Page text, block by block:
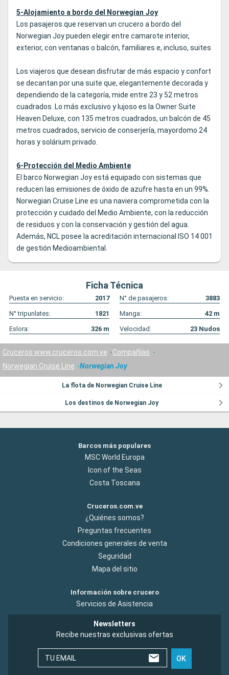
5-Alojamiento a bordo del Norwegian Joy
Los pasajeros que reservan un crucero a bordo del
Norwegian Joy pueden elegir entre camarote interior,
exterior, con ventanas o balcón, familiares e, incluso, suites
Los viajeros que desean disfrutar de más espacio y confort
se decantan por una suite que, elegantemente decorada y
dependiendo de la categoría, mide entre 23 y 52 metros
cuadrados. Lo más exclusivo y lujoso es la Owner Suite
Heaven Deluxe, con 135 metros cuadrados, un balcón de 45
metros cuadrados, servicio de conserjería, mayordomo 24
horas y solárium privado.
6-Protección del Medio Ambiente
El barco Norwegian Joy está equipado con sistemas que
reducen las emisiones de óxido de azufre hasta en un 99%.
Norwegian Cruise Line es una naviera comprometida con la
protección y cuidado del Medio Ambiente, con la reducción
de residuos y con la conservación y gestión del agua.
Además, NCL posee la acreditación internacional ISO 14 001
de gestión Medioambiental.
Ficha Técnica
Puesta en servicio: 2017 N° de pasajeros:
3883
N° tripunlates:
1821 Manga: 42 m
Eslora:
326 m Velocidad: 23 Nudos
Cruceros www.cruceros.com.ve
Compañías
Norwegian Cruise Line
Norwegian Joy
La flota de Norwegian Cruise Line
Los destinos de Norwegian Joy
Barcos más populares
MSC World Europa
Icon of the Seas
Costa Toscana
Cruceros.com.ve
¿Quiénes somos?
Preguntas frecuentes
Condiciones generales de venta
Seguridad
Mapa del sitio
Información sobre crucero
Servicios de Asistencia
Newsletters
Recibe nuestras exclusivas ofertas
TU EMAIL OK